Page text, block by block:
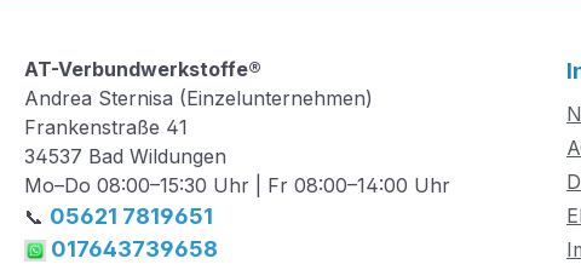
AT-Verbundwerkstoffe®
Andrea Sternisa (Einzelunternehmen)
Frankenstraße 41
34537 Bad Wildungen
Mo–Do 08:00–15:30 Uhr | Fr 08:00–14:00 Uhr
📞 05621 7819651
017643739658